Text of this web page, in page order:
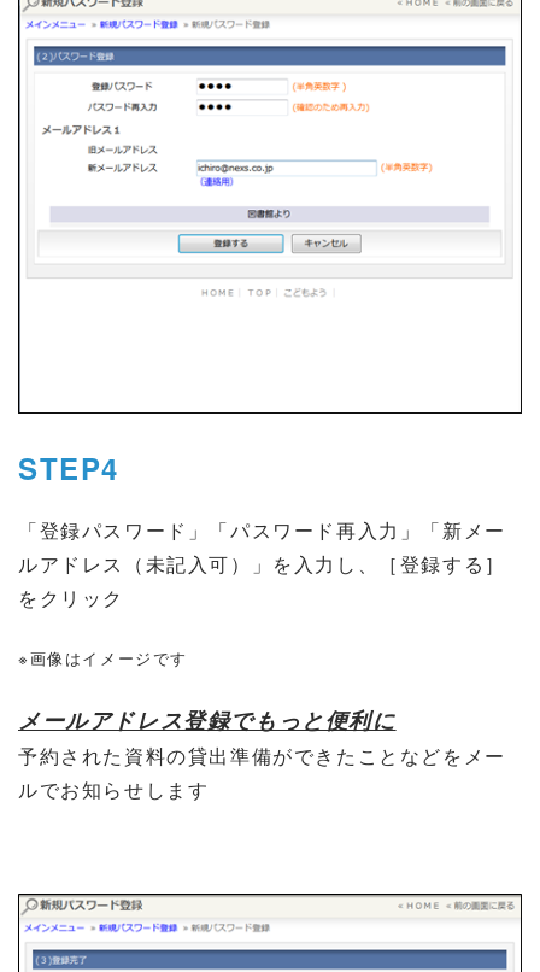
STEP4
「登録パスワード」「パスワード再入力」「新メー
ルアドレス（未記入可）」を入力し、［登録する］
をクリック
※画像はイメージです
メールアドレス登録でもっと便利に
予約された資料の貸出準備ができたことなどをメー
ルでお知らせします